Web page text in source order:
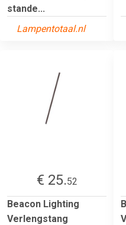
stande...
Lampentotaal.nl
€ 25.52
Beacon Lighting
Verlengstang